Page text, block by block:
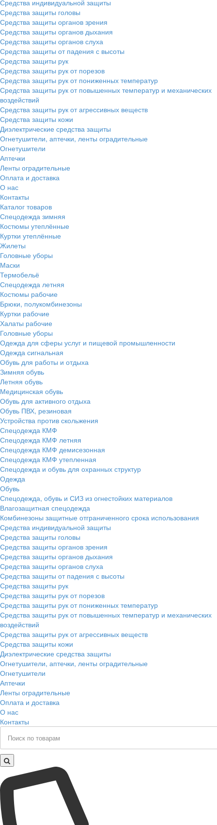
Средства индивидуальной защиты
Средства защиты головы
Средства защиты органов зрения
Средства защиты органов дыхания
Средства защиты органов слуха
Средства защиты от падения с высоты
Средства защиты рук
Средства защиты рук от порезов
Средства защиты рук от пониженных температур
Средства защиты рук от повышенных температур и механических
воздействий
Средства защиты рук от агрессивных веществ
Средства защиты кожи
Диэлектрические средства защиты
Огнетушители, аптечки, ленты оградительные
Огнетушители
Аптечки
Ленты оградительные
Оплата и доставка
О нас
Контакты
Каталог товаров
Спецодежда зимняя
Костюмы утеплённые
Куртки утеплённые
Жилеты
Головные уборы
Маски
Термобельё
Спецодежда летняя
Костюмы рабочие
Брюки, полукомбинезоны
Куртки рабочие
Халаты рабочие
Головные уборы
Одежда для сферы услуг и пищевой промышленности
Одежда сигнальная
Обувь для работы и отдыха
Зимняя обувь
Летняя обувь
Медицинская обувь
Обувь для активного отдыха
Обувь ПВХ, резиновая
Устройства против скольжения
Спецодежда КМФ
Спецодежда КМФ летняя
Спецодежда КМФ демисезонная
Спецодежда КМФ утепленная
Спецодежда и обувь для охранных структур
Одежда
Обувь
Спецодежда, обувь и СИЗ из огнестойких материалов
Влагозащитная спецодежда
Комбинезоны защитные отграниченного срока использования
Средства индивидуальной защиты
Средства защиты головы
Средства защиты органов зрения
Средства защиты органов дыхания
Средства защиты органов слуха
Средства защиты от падения с высоты
Средства защиты рук
Средства защиты рук от порезов
Средства защиты рук от пониженных температур
Средства защиты рук от повышенных температур и механических
воздействий
Средства защиты рук от агрессивных веществ
Средства защиты кожи
Диэлектрические средства защиты
Огнетушители, аптечки, ленты оградительные
Огнетушители
Аптечки
Ленты оградительные
Оплата и доставка
О нас
Контакты